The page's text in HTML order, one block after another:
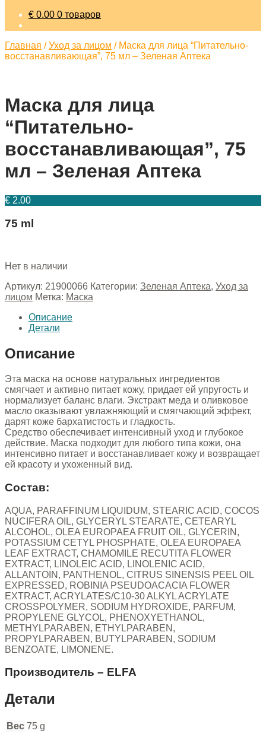
€ 0.00 0 товаров
Главная /Уход за лицом / Маска для лица “Питательно-
восстанавливающая”, 75 мл – Зеленая Аптека
Маска для лица
“Питательно-
восстанавливающая”, 75
мл – Зеленая Аптека
€ 2.00
75 ml
Нет в наличии
Артикул: 21900066 Категории: Зеленая Аптека, Уход за
лицом Метка: Маска
Описание
Детали
Описание
Эта маска на основе натуральных ингредиентов
смягчает и активно питает кожу, придает ей упругость и
нормализует баланс влаги. Экстракт меда и оливковое
масло оказывают увлажняющий и смягчающий эффект,
дарят коже бархатистость и гладкость.
Средство обеспечивает интенсивный уход и глубокое
действие. Маска подходит для любого типа кожи, она
интенсивно питает и восстанавливает кожу и возвращает
ей красоту и ухоженный вид.
Состав:
AQUA, PARAFFINUM LIQUIDUM, STEARIC ACID, COCOS
NUCIFERA OIL, GLYCERYL STEARATE, CETEARYL
ALCOHOL, OLEA EUROPAEA FRUIT OIL, GLYCERIN,
POTASSIUM CETYL PHOSPHATE, OLEA EUROPAEA
LEAF EXTRACT, CHAMOMILE RECUTITA FLOWER
EXTRACT, LINOLEIC ACID, LINOLENIC ACID,
ALLANTOIN, PANTHENOL, CITRUS SINENSIS PEEL OIL
EXPRESSED, ROBINIA PSEUDOACACIA FLOWER
EXTRACT, ACRYLATES/C10-30 ALKYL ACRYLATE
CROSSPOLYMER, SODIUM HYDROXIDE, PARFUM,
PROPYLENE GLYCOL, PHENOXYETHANOL,
METHYLPARABEN, ETHYLPARABEN,
PROPYLPARABEN, BUTYLPARABEN, SODIUM
BENZOATE, LIMONENE.
Производитель – ELFA
Детали
Вес 75 g